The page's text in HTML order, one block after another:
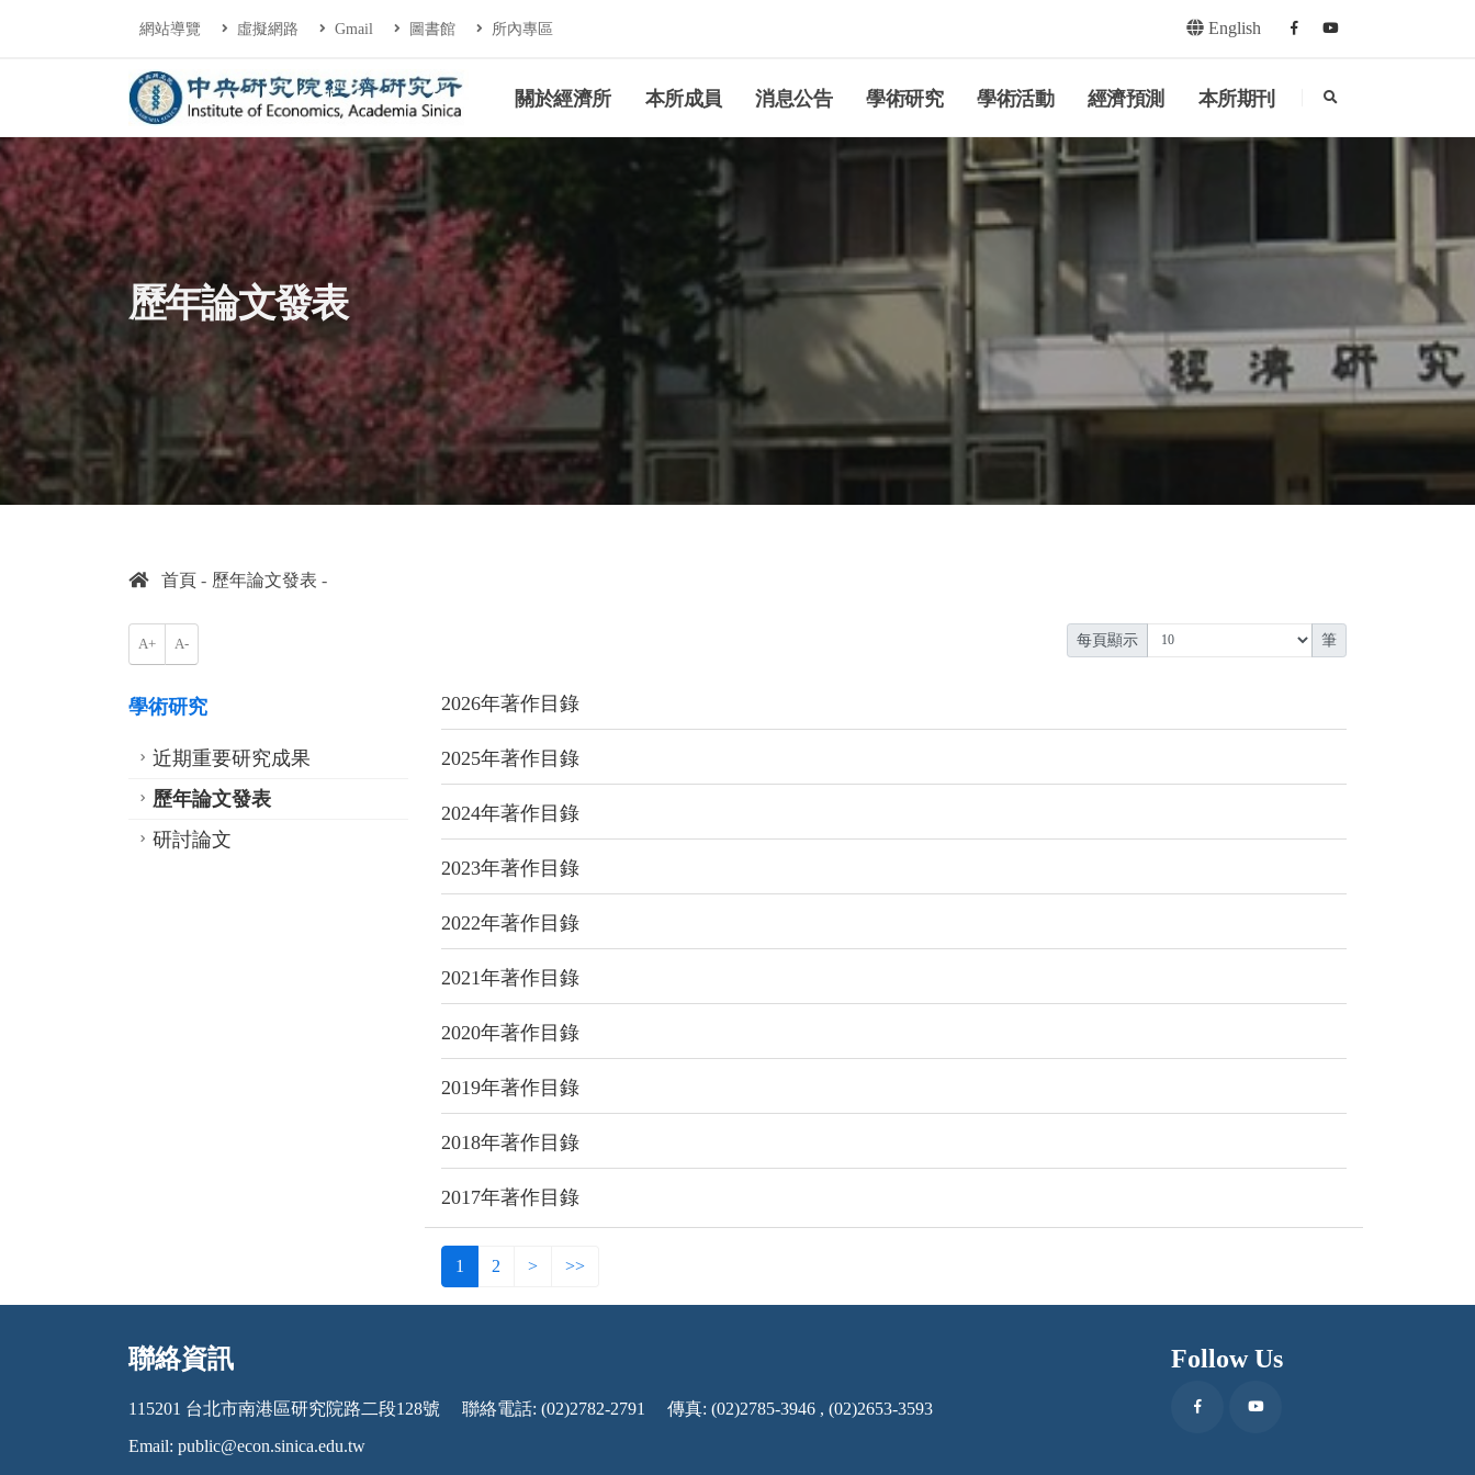
連往主要內容區塊
網站導覽 虛擬網路 Gmail 圖書館 所內專區 English Facebookyoutube
中央研究院經濟研究所關於經濟所 本所成員 消息公告 學術研究 學術活動 經濟預測 本所期刊 search
:::
歷年論文發表
首頁 歷年論文發表
A+ A- 每頁顯示 筆
學術研究
近期重要研究成果
歷年論文發表
研討論文
2026年著作目錄
2025年著作目錄
2024年著作目錄
2023年著作目錄
2022年著作目錄
2021年著作目錄
2020年著作目錄
2019年著作目錄
2018年著作目錄
2017年著作目錄
1 2 > >>
:::
聯絡資訊
115201 台北市南港區研究院路二段128號 聯絡電話: (02)2782-2791
傳真: (02)2785-3946 , (02)2653-3593
Email: public@econ.sinica.edu.tw
Follow Us
FacebookYoutube